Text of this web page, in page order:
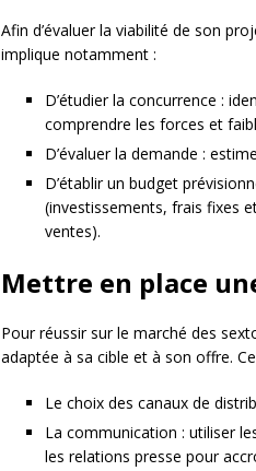
Afin d’évaluer la viabilité de son
implique notamment :
D’étudier la concurrence :
comprendre les forces et
D’évaluer la demande :
D’établir un budget
(investissements, frais fixes
ventes).
Mettre en place
Pour réussir sur le marché des
adaptée à sa cible et à son offre.
Le choix des canaux de
La communication : utiliser
les relations presse pour